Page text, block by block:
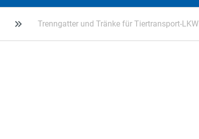
Trenngatter und Tränke für Tiertransport-LKW